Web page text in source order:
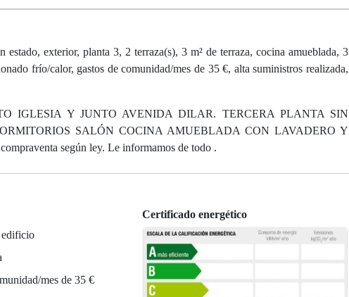
exterior, planta 3, 2 terraza(s), 3 m² de terraza, cocina amueblada, 3
frío/calor, gastos de comunidad/mes de 35 €, alta suministros realizada,
IGLESIA Y JUNTO AVENIDA DILAR. TERCERA PLANTA SIN
SALÓN COCINA AMUEBLADA CON LAVADERO Y
según ley. Le informamos de todo .
edificio
mes de 35 €
Certificado energético